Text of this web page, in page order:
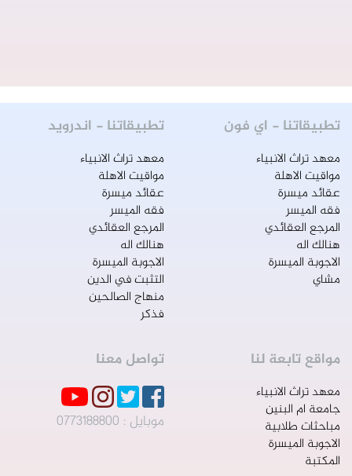
تطبيقاتنا - اي فون
معهد تراث الانبياء
مواقيت الاهلة
عقائد ميسرة
فقه الميسر
المرجع العقائدي
هنالك اله
الاجوبة الميسرة
مشاي
تطبيقاتنا - اندرويد
معهد تراث الانبياء
مواقيت الاهلة
عقائد ميسرة
فقه الميسر
المرجع العقائدي
هنالك اله
الاجوبة الميسرة
التثبت في الدين
منهاج الصالحين
فذكر
مواقع تابعة لنا
معهد تراث الانبياء
جامعة ام البنين
مباحثات طلابية
الاجوبة الميسرة
المكتبة
تواصل معنا
موبايل : 0773188800